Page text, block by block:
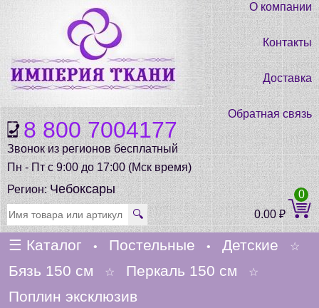
8 800 7004177
Звонок из регионов бесплатный
Пн - Пт с 9:00 до 17:00 (Мск время)
О компании
Контакты
Доставка
Обратная связь
Регион:Чебоксары
🔍 0.00₽
0
☰ Каталог • Постельные • Детские ☆
Бязь 150 см ☆ Перкаль 150 см ☆
Поплин эксклюзив